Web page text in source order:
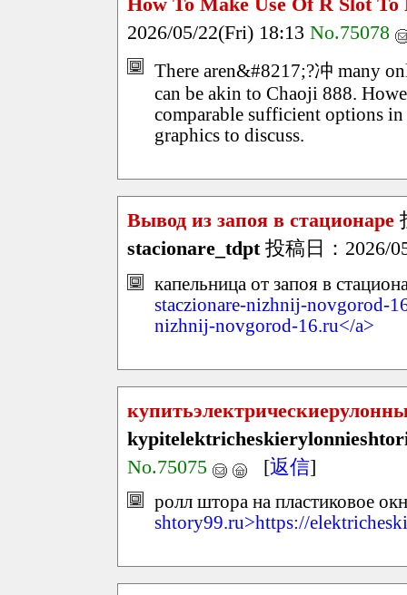
2026/05/22(Fri) 18:13 No.75078
There aren&#8217;?冲 many
can be akin to Chaoji 888.
comparable sufficient options
graphics to discuss.
Вывод из запоя в стационаре
stacionare_tdpt投稿日：2026/
капельница от запоя в
staczionare-nizhnij-novgorod-
nizhnij-novgorod-16.ru</a>
No.75075
[返信]
ролл штора на пластиковое
shtory99.ru>https://